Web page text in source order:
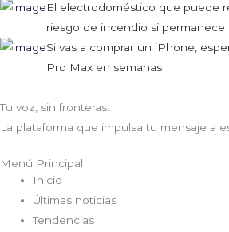
El electrodoméstico que puede
riesgo de incendio si permanece
Si vas a comprar un iPhone,
Pro Max en semanas
Tu voz, sin fronteras.
La plataforma que impulsa tu mensaje a
Menú Principal
Inicio
Últimas noticias
Tendencias